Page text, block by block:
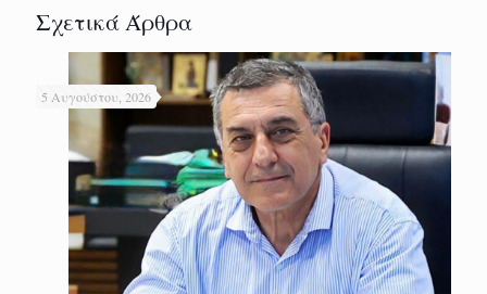
Σχετικά Άρθρα
5 Αυγούστου, 2026